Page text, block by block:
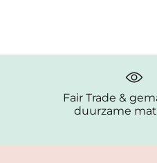
Fair Trade &
duurzame